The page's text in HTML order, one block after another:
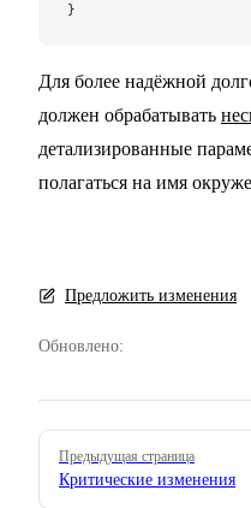
}
Для более надёжной
должен обрабатывать
детализированные
полагаться на имя
Предложить изменения
Обновлено:
Pager
Предыдущая страница
Критические изменения